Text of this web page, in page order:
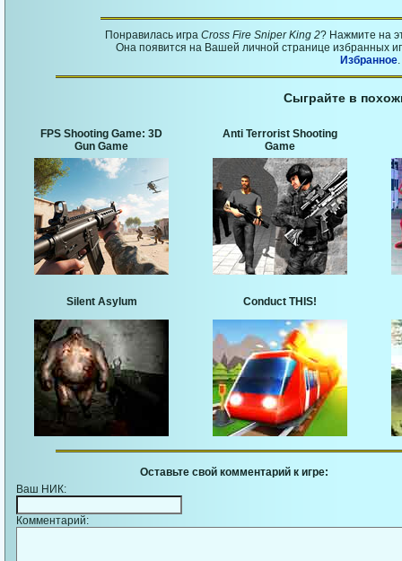
Понравилась игра Cross Fire Sniper King 2? Нажмите на
Она появится на Вашей личной странице избранных
Избранное.
Сыграйте в
FPS Shooting Game: 3D
Gun Game
Anti Terrorist Shooting
Game
Silent Asylum Conduct THIS!
Оставьте свой комментарий к игре:
Ваш НИК:
Комментарий: